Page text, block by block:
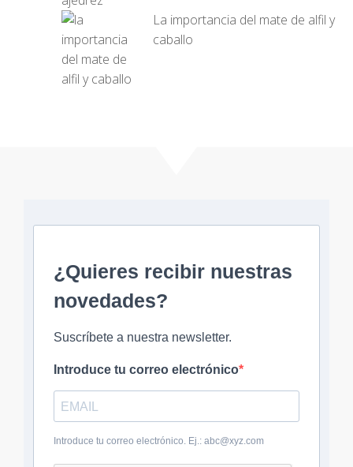
La importancia del mate de alfil y
caballo
¿Quieres recibir nuestras
novedades?
Suscríbete a nuestra newsletter.
Introduce tu correo electrónico
Introduce tu correo electrónico. Ej.: abc@xyz.com